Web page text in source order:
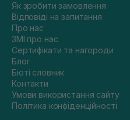
Як зробити замовлення
Відповіді на запитання
Про нас
ЗМІ про нас
Сертифікати та нагороди
Блог
Бюті словник
Контакти
Умови використання сайту
Політика конфіденційності